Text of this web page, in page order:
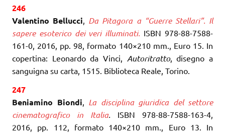
246
Valentino Bellucci, Da Pitagora a “Guerre Stellari”. Il
sapere esoterico dei veri illuminati. ISBN 978-88-7588-
161-0, 2016, pp. 98, formato 140×210 mm., Euro 15. In
copertina: Leonardo da Vinci, Autoritratto, disegno a
sanguigna su carta, 1515. Biblioteca Reale, Torino.
247
Beniamino Biondi, La disciplina giuridica del settore
cinematografico in Italia. ISBN 978-88-7588-163-4,
2016, pp. 112, formato 140×210 mm., Euro 13. In